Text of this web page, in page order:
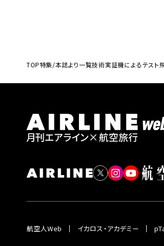
TOP特集/本誌より一覧技術実証機によるテス
航空人Web イカロス・アカデミー